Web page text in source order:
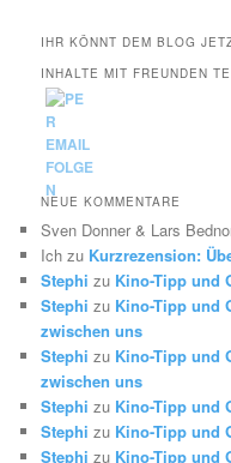
IHR KÖNNT DEM BLOG
INHALTE MIT FREUNDEN
NEUE KOMMENTARE
Sven Donner & Lars
Ich zu Kurzrezension:
Stephi zu Kino-Tipp und
Stephi zu Kino-Tipp und
zwischen uns
Stephi zu Kino-Tipp und
zwischen uns
Stephi zu Kino-Tipp und
Stephi zu Kino-Tipp und
Stephi zu Kino-Tipp und